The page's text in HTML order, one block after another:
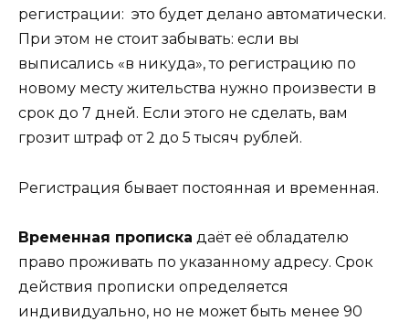
регистрации: это будет делано автоматически.
При этом не стоит забывать: если вы
выписались «в никуда», то регистрацию по
новому месту жительства нужно произвести в
срок до 7 дней. Если этого не сделать, вам
грозит штраф от 2 до 5 тысяч рублей.
Регистрация бывает постоянная и временная.
Временная прописка даёт её обладателю
право проживать по указанному адресу. Срок
действия прописки определяется
индивидуально, но не может быть менее 90